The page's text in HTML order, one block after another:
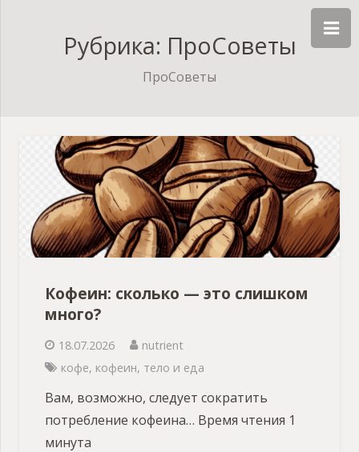
Рубрика: ПроСоветы
ПроСоветы
Кофеин: сколько — это слишком
много?
18.07.2026
nutrient
кофе, кофеин, тело и еда
Вам, возможно, следует сократить
потребление кофеина… Время чтения 1
минута